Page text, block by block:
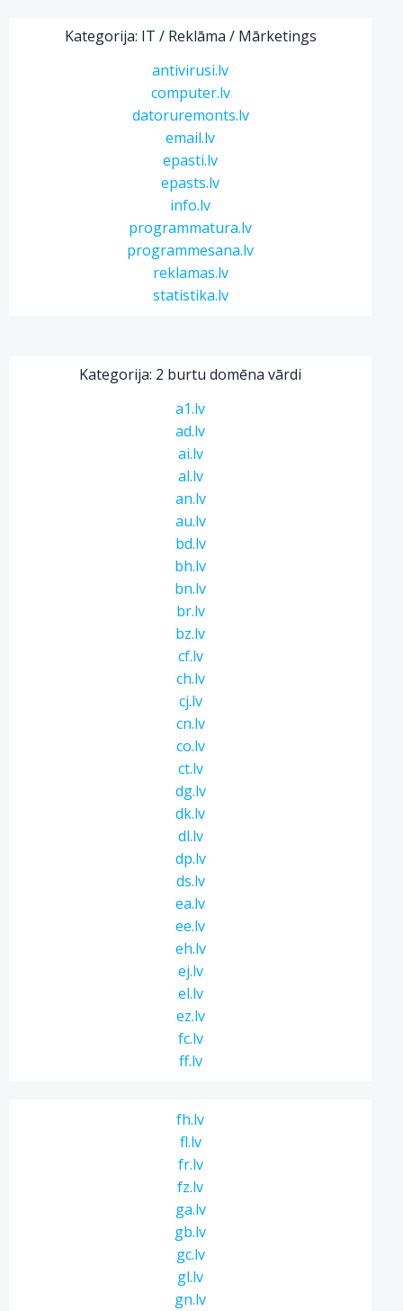
Kategorija: IT / Reklāma / Mārketings
antivirusi.lv
computer.lv
datoruremonts.lv
email.lv
epasti.lv
epasts.lv
info.lv
programmatura.lv
programmesana.lv
reklamas.lv
statistika.lv
Kategorija: 2 burtu domēna vārdi
a1.lv
ad.lv
ai.lv
al.lv
an.lv
au.lv
bd.lv
bh.lv
bn.lv
br.lv
bz.lv
cf.lv
ch.lv
cj.lv
cn.lv
co.lv
ct.lv
dg.lv
dk.lv
dl.lv
dp.lv
ds.lv
ea.lv
ee.lv
eh.lv
ej.lv
el.lv
ez.lv
fc.lv
ff.lv
fh.lv
fl.lv
fr.lv
fz.lv
ga.lv
gb.lv
gc.lv
gl.lv
gn.lv